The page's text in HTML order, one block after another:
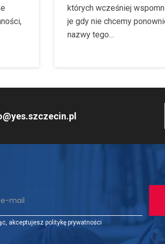
których wcześniej
je gdy nie chcemy
nazwy tego…
akceptujesz politykę prywatności